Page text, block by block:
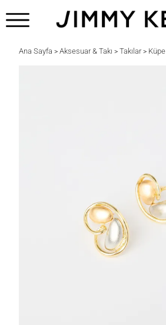
Ana Sayfa > Aksesuar & Takı > Takılar> Küpe